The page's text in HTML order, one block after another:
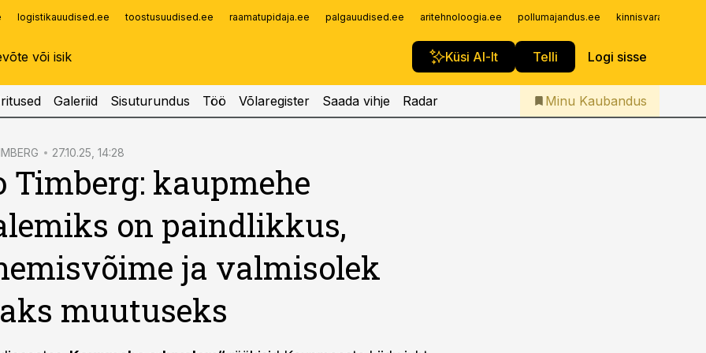
logistikauudised.ee toostusuudised.ee raamatupidaja.ee palgauudised.ee aritehnoloogia.ee pollumajandus.ee
Küsi AI-lt Telli Logi sisse
Infopank
Iseteenindus
Telli Kaubandus
Galeriid Sisuturundus Töö Võlaregister Saada vihje Radar Minu Kaubandus
27.10.25, 14:28
Timberg: kaupmehe
on paindlikkus,
ja valmisolek
muutuseks